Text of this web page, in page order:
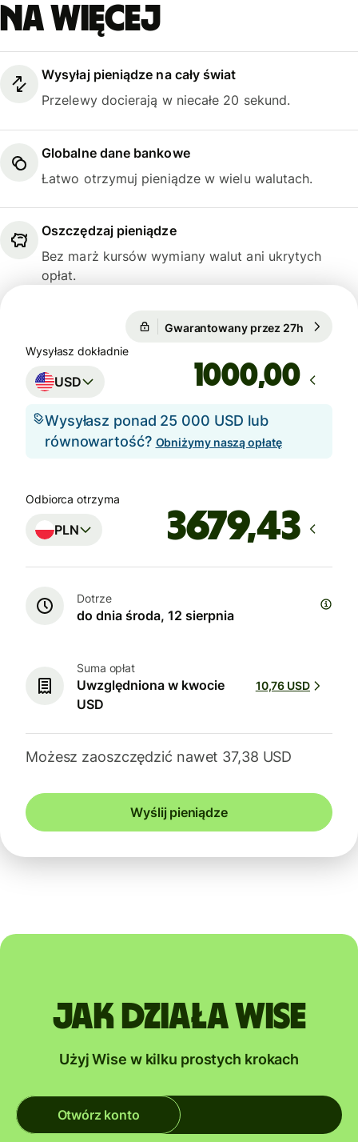
na więcej
Wysyłaj pieniądze na cały świat
Przelewy docierają w niecałe 20 sekund.
Globalne dane bankowe
Łatwo otrzymuj pieniądze w wielu walutach.
Oszczędzaj pieniądze
Bez marż kursów wymiany walut ani ukrytych
opłat.
Gwarantowany przez 27h
Wysyłasz dokładnie
USD ,00
Wysyłasz ponad 25 000 USD lub
równowartość? Obniżymy naszą opłatę
Odbiorca otrzyma
PLN
Dotrze
do dnia środa, 12 sierpnia
Suma opłat
Uwzględniona w kwocie
USD
10,76 USD
Możesz zaoszczędzić nawet 37,38 USD
Wyślij pieniądze
Jak działa Wise
Użyj Wise w kilku prostych krokach
Otwórz konto